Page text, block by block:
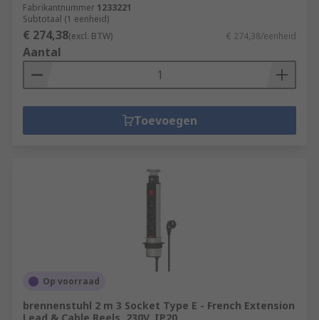
Fabrikantnummer 1233221
Subtotaal (1 eenheid)
€ 274,38(excl. BTW) € 274,38/eenheid
Aantal
Toevoegen
Op voorraad
brennenstuhl 2 m 3 Socket Type E - French Extension